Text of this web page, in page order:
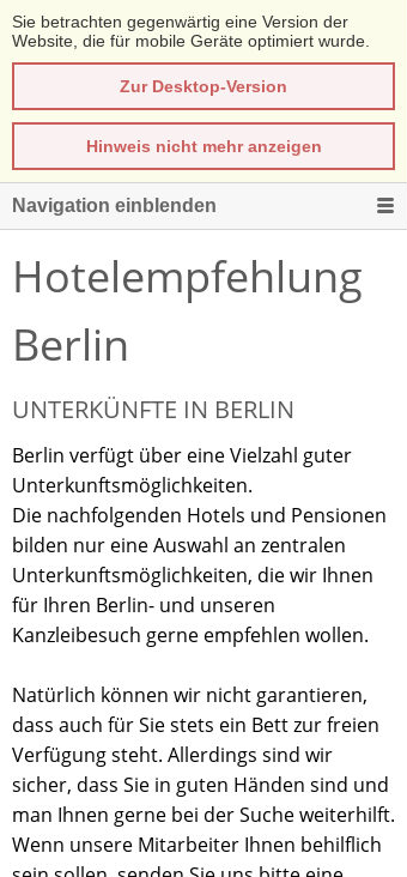
Sie betrachten gegenwärtig eine Version der
Website, die für mobile Geräte optimiert wurde.
Zur Desktop-Version
Hinweis nicht mehr anzeigen
Navigation einblenden
Hotelempfehlung
Berlin
UNTERKÜNFTE IN BERLIN
Berlin verfügt über eine Vielzahl guter
Unterkunftsmöglichkeiten.
Die nachfolgenden Hotels und Pensionen
bilden nur eine Auswahl an zentralen
Unterkunftsmöglichkeiten, die wir Ihnen
für Ihren Berlin- und unseren
Kanzleibesuch gerne empfehlen wollen.
Natürlich können wir nicht garantieren,
dass auch für Sie stets ein Bett zur freien
Verfügung steht. Allerdings sind wir
sicher, dass Sie in guten Händen sind und
man Ihnen gerne bei der Suche weiterhilft.
Wenn unsere Mitarbeiter Ihnen behilflich